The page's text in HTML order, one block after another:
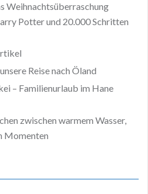
Weihnachtsüberraschung
Potter und 20.000 Schritten
Reise nach Öland
– Familienurlaub im Hane
zwischen warmem Wasser,
Momenten